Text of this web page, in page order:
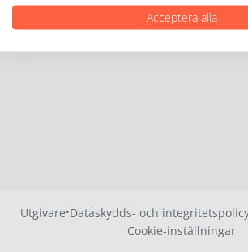
Utgivare·Dataskydds- och
Cookie-inställningar
Acceptera alla